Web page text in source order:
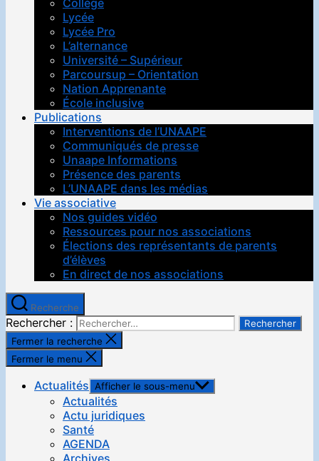
Collège
Lycée
Lycée Pro
L’alternance
Université – Supérieur
Parcoursup – Orientation
Nation Apprenante
École inclusive
Publications
Interventions de l’UNAAPE
Communiqués de presse
Unaape Informations
Présence des parents
L’UNAAPE dans les médias
Vie associative
Nos guides vidéo
Ressources pour nos associations
Élections des représentants de parents
d’élèves
En direct de nos associations
Recherche
Rechercher :
Fermer la recherche
Fermer le menu
Actualités Afficher le sous-menu
Actualités
Actu juridiques
Santé
AGENDA
Archives